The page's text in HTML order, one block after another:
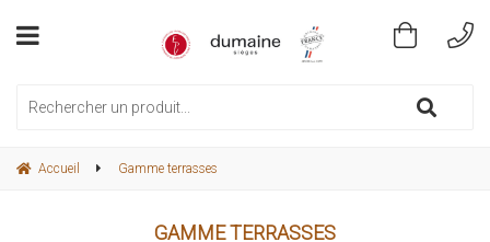
Accueil Gamme terrasses
GAMME TERRASSES